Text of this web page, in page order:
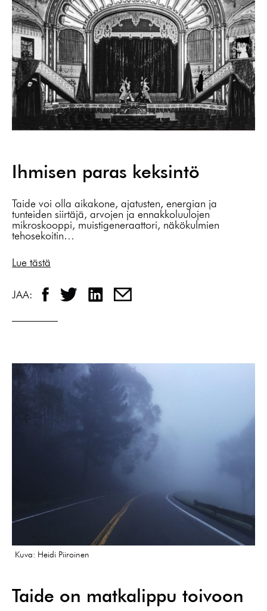
Ihmisen paras keksintö
Taide voi olla aikakone, ajatusten, energian ja
tunteiden siirtäjä, arvojen ja ennakkoluulojen
mikroskooppi, muistigeneraattori, näkökulmien
tehosekoitin…
Lue tästä
JAA:
Kuva: Heidi Piiroinen
Taide on matkalippu toivoon